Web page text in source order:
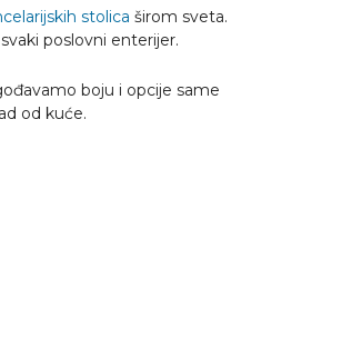
stolica širom sveta.
poslovni enterijer.
boju i opcije same
od kuće.